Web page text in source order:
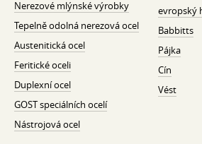
Nerezové mlýnské výrobky
Tepelně odolná nerezová ocel
Austenitická ocel
Feritické oceli
Duplexní ocel
GOST speciálních ocelí
Nástrojová ocel
evropský
Babbitts
Pájka
Cín
Vést